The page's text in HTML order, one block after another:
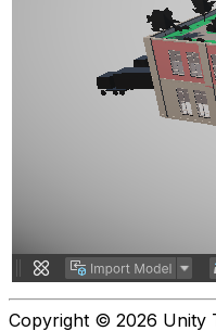
Copyright © 2026 Unity